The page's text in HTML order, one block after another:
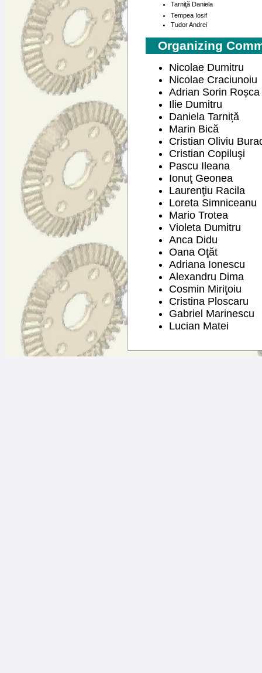
Tarniţă Daniela
Tempea Iosif
Tudor Andrei
Organizing
Nicolae Dumitru
Nicolae Craciunoiu
Adrian Sorin Roșca
Ilie Dumitru
Daniela Tarniță
Marin Bică
Cristian Oliviu
Cristian Copiluşi
Pascu Ileana
Ionuţ Geonea
Laurenţiu Racila
Loreta Simniceanu
Mario Trotea
Violeta Dumitru
Anca Didu
Oana Oţăt
Adriana Ionescu
Alexandru Dima
Cosmin Miriţoiu
Cristina Ploscaru
Gabriel Marinescu
Lucian Matei